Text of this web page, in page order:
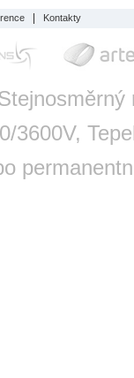
Kontakty
3600V,